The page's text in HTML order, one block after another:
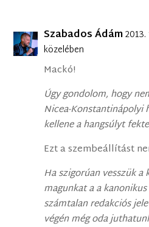
Szabados Ádám
közelében
Mackó!
Úgy gondolom, hogy
Nicea-Konstantinápolyi
kellene a hangsúlyt
Ezt a szembeállítást
Ha szigorúan vesszük a
magunkat a a
számtalan redakciós
végén még oda